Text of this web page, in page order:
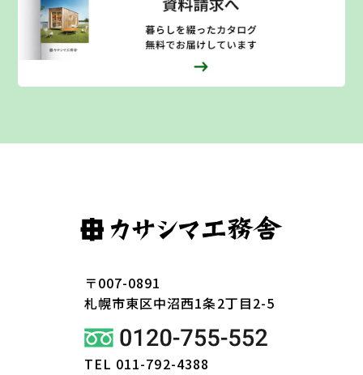
〒007-0891
札幌市東区中沼西1条2丁目2-5
TEL 011-792-4388